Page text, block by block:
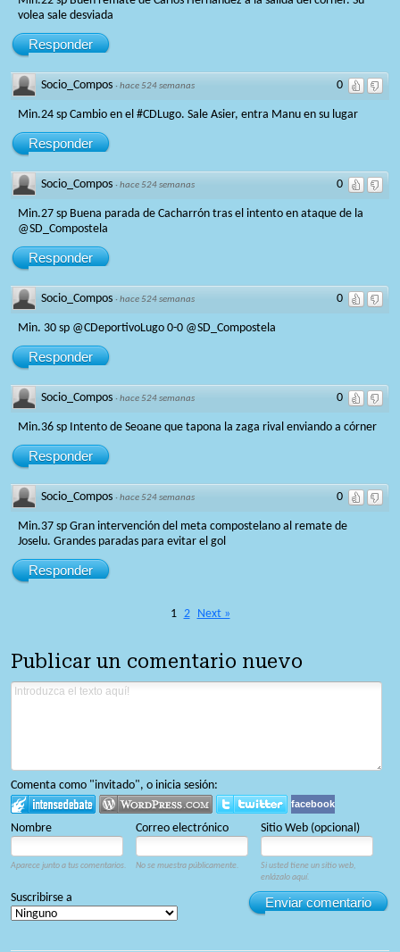
volea sale desviada
Responder
0
Socio_Compos ·hace 524 semanas
Min.24 sp Cambio en el #CDLugo. Sale Asier, entra Manu en su lugar
Responder
0
Socio_Compos ·hace 524 semanas
Min.27 sp Buena parada de Cacharrón tras el intento en ataque de la
@SD_Compostela
Responder
0
Socio_Compos ·hace 524 semanas
Min. 30 sp @CDeportivoLugo 0-0 @SD_Compostela
Responder
0
Socio_Compos ·hace 524 semanas
Min.36 sp Intento de Seoane que tapona la zaga rival enviando a córner
Responder
0
Socio_Compos ·hace 524 semanas
Min.37 sp Gran intervención del meta compostelano al remate de
Joselu. Grandes paradas para evitar el gol
Responder
1 2 Next »
Publicar un comentario nuevo
Comenta como "invitado", o inicia sesión:
facebook
Nombre Correo electrónico Sitio Web (opcional)
Aparece junto a tus comentarios. No se muestra públicamente.
Si usted tiene un sitio web,
enlázalo aquí.
Enviar comentario
Suscribirse a